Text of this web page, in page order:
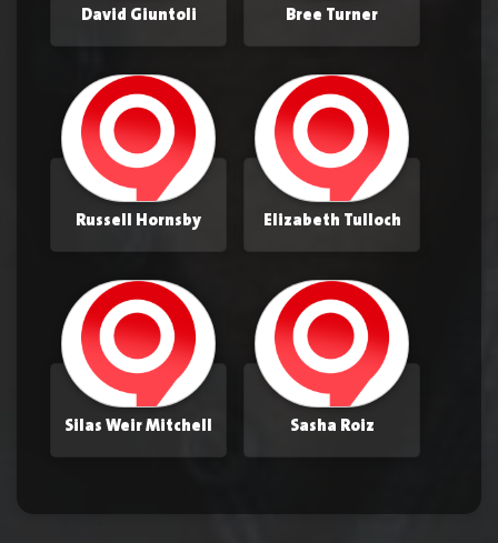
Bree Turner
David Giuntoli
Elizabeth Tulloch
Russell Hornsby
Sasha Roiz
Silas Weir Mitchell